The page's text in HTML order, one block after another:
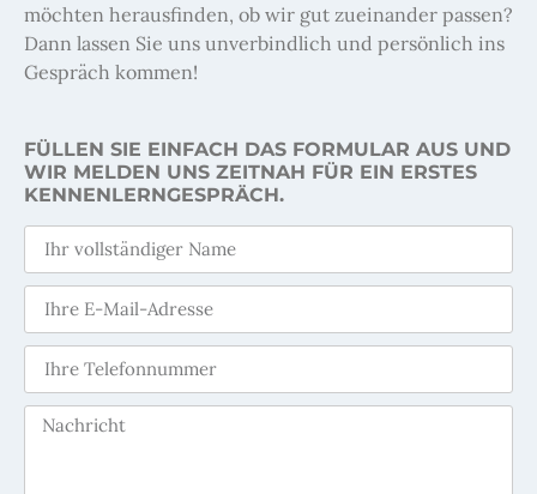
möchten herausfinden, ob wir gut zueinander passen?
Dann lassen Sie uns unverbindlich und persönlich ins
Gespräch kommen!
FÜLLEN SIE EINFACH DAS FORMULAR AUS UND
WIR MELDEN UNS ZEITNAH FÜR EIN ERSTES
KENNENLERNGESPRÄCH.